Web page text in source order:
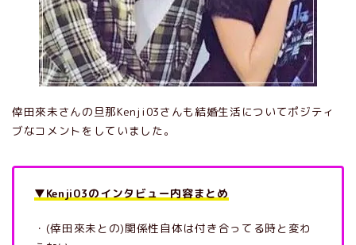
倖田來未さんの旦那Kenji03さんも結婚生活についてポジティ
ブなコメントをしていました。
▼Kenji03のインタビュー内容まとめ
・(倖田來未との)関係性自体は付き合ってる時と変わ